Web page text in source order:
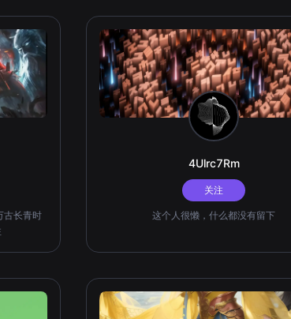
古长青时
4Ulrc7Rm
关注
这个人很懒，什么都没有留下